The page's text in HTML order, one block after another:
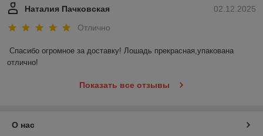
02.12.2025
Наталия Пачковская
Отлично
Спасибо огромное за доставку! Лошадь прекрасная,упакована
отлично!
Показать все отзывы
О нас